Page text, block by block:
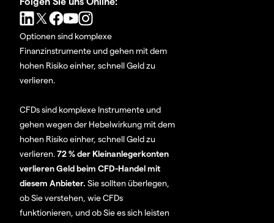
Optionen sind komplexe
Finanzinstrumente und gehen mit dem
hohen Risiko einher, schnell Geld zu
verlieren.
CFDs sind komplexe Instrumente und
gehen wegen der Hebelwirkung mit dem
hohen Risiko einher, schnell Geld zu
verlieren.72 % der Kleinanlegerkonten
verlieren Geld beim CFD-Handel mit
diesem Anbieter. Sie sollten überlegen,
ob Sie verstehen, wie CFDs
funktionieren, und ob Sie es sich leisten